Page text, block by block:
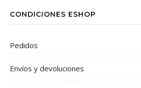
CONDICIONES ESHOP
Pedidos
Envíos y devoluciones